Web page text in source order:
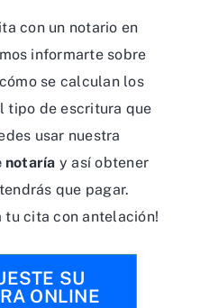
con un notario en
informarte sobre
se calculan los
tipo de escritura que
usar nuestra
notaría y así obtener
que pagar.
tu cita con antelación!
SU
ONLINE